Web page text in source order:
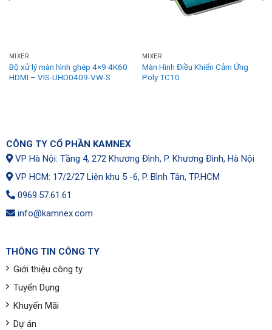
MIXER
Bộ xử lý màn hình ghép 4×9 4K60
HDMI – VIS-UHD0409-VW-S
MIXER
Màn Hình Điều Khiển Cảm Ứng
Poly TC10
CÔNG TY CỔ PHẦN KAMNEX
VP Hà Nội: Tầng 4, 272 Khương Đình, P. Khương Đình, Hà Nội
VP HCM: 17/2/27 Liên khu 5 -6, P. Bình Tân, TP.HCM
0969.57.61.61
info@kamnex.com
THÔNG TIN CÔNG TY
Giới thiệu công ty
Tuyển Dụng
Khuyến Mãi
Dự án